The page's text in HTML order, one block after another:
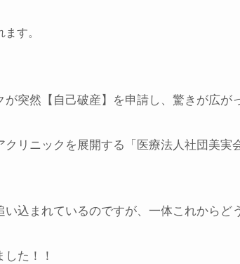
す。
突然【自己破産】を申請し、驚きが広が
リニックを展開する「医療法人社団美実
込まれているのですが、一体これからど
た！！